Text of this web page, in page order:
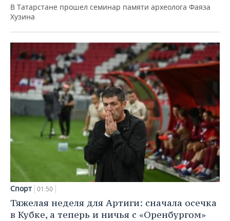
В Татарстане прошел семинар памяти археолога Фаяза
Хузина
Спорт 01:50
Тяжелая неделя для Артиги: сначала осечка
в Кубке, а теперь и ничья с «Оренбургом»